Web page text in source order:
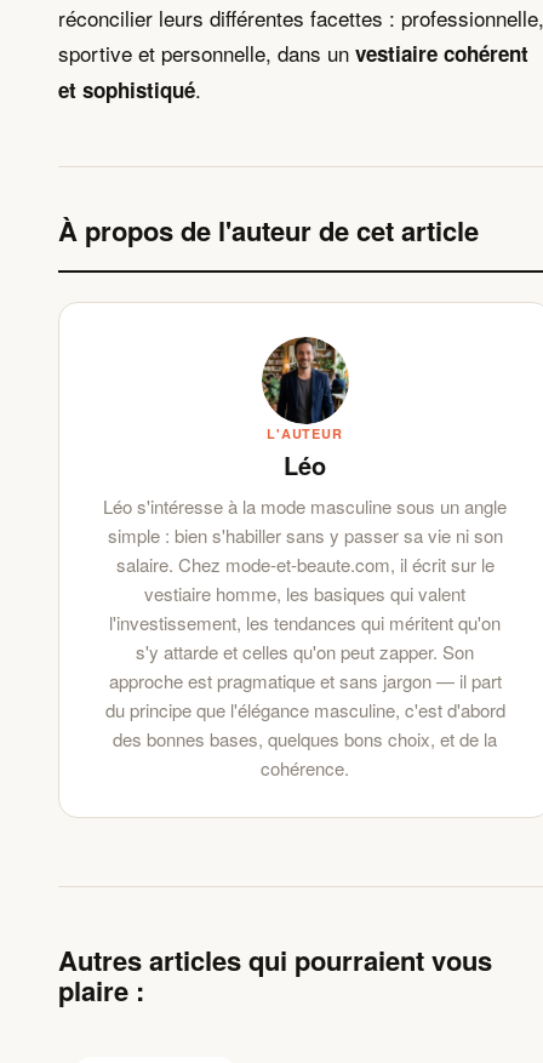
réconcilier leurs différentes facettes : professionnelle,
sportive et personnelle, dans un vestiaire cohérent
et sophistiqué.
À propos de l'auteur de cet article
L'AUTEUR
Léo
Léo s'intéresse à la mode masculine sous un angle
simple : bien s'habiller sans y passer sa vie ni son
salaire. Chez mode-et-beaute.com, il écrit sur le
vestiaire homme, les basiques qui valent
l'investissement, les tendances qui méritent qu'on
s'y attarde et celles qu'on peut zapper. Son
approche est pragmatique et sans jargon — il part
du principe que l'élégance masculine, c'est d'abord
des bonnes bases, quelques bons choix, et de la
cohérence.
Autres articles qui pourraient vous
plaire :